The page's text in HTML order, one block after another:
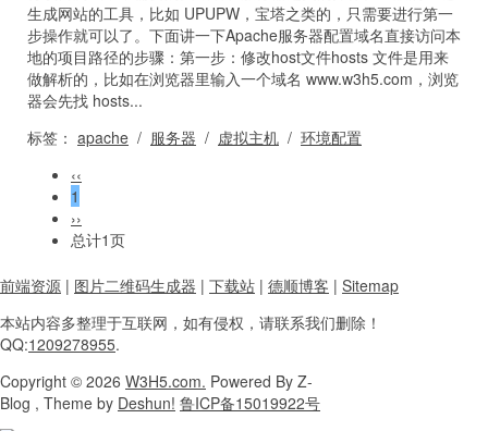
生成网站的工具，比如 UPUPW，宝塔之类的，只需要进行第一
步操作就可以了。下面讲一下Apache服务器配置域名直接访问本
地的项目路径的步骤：第一步：修改host文件hosts 文件是用来
做解析的，比如在浏览器里输入一个域名 www.w3h5.com，浏览
器会先找 hosts...
标签： apache / 服务器 / 虚拟主机 / 环境配置
‹‹
1
››
总计1页
前端资源 | 图片二维码生成器 | 下载站 | 德顺博客 | Sitemap
本站内容多整理于互联网， 如有侵权，请联系我们删除！
QQ:1209278955.
Copyright © 2026 W3H5.com. Powered By Z-
Blog , Theme by Deshun! 鲁ICP备15019922号